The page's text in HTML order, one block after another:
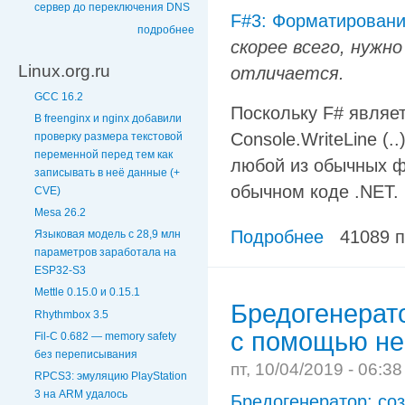
сервер до переключения DNS
подробнее
Linux.org.ru
GCC 16.2
В freenginx и nginx добавили
проверку размера текстовой
переменной перед тем как
записывать в неё данные (+
CVE)
Mesa 26.2
Языковая модель с 28,9 млн
параметров заработала на
ESP32-S3
Mettle 0.15.0 и 0.15.1
Rhythmbox 3.5
Fil-C 0.682 — memory safety
без переписывания
RPCS3: эмуляцию PlayStation
3 на ARM удалось
F#3:
скорее всего,
отличается.
Поскольку F#
Console.WriteLine
любой из обычных
обычном коде .NET.
Подробнее 41089
с помощью
пт, 10/04/2019 -